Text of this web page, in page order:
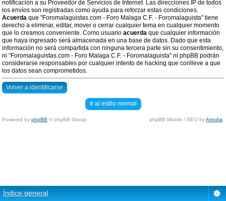
notificación a su Proveedor de Servicios de Internet. Las direcciones IP de todos
los envíos son registradas como ayuda para reforzar estas condiciones.
Acuerda que "Foromalaguistas.com - Foro Malaga C.F. - Foromalaguista" tiene
derecho a eliminar, editar, mover o cerrar cualquier tema en cualquier momento
que lo creamos conveniente. Como usuario acuerda que cualquier información
que haya ingresado será almacenada en una base de datos. Dado que esta
información no será compartida con ninguna tercera parte sin su consentimiento,
ni "Foromalaguistas.com - Foro Malaga C.F. - Foromalaguista" ni phpBB podrán
considerarse responsables por cualquier intento de hacking que conlleve a que
los datos sean comprometidos.
Volver a identificarse
Ir al estilo normal
Powered by phpBB © phpBB Group. phpBB Mobile / SEO byArtodia
Índice general